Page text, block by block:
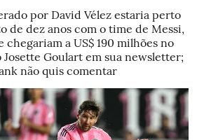
por David Vélez estaria perto
de dez anos com o time de Messi,
chegariam a US$ 190 milhões no
Goulart em sua newsletter;
não quis comentar